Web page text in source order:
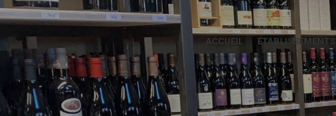
ACCUEIL ÉTABLISSEMENTS